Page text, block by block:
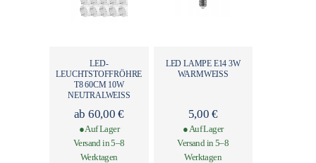
LED-
LEUCHTSTOFFRÖHRE
T8 60CM 10W
NEUTRALWEISS
ab 60,00€
● Auf Lager
Versand in 5–8
Werktagen
LED LAMPE E14 3W
WARMWEISS
5,00€
● Auf Lager
Versand in 5–8
Werktagen